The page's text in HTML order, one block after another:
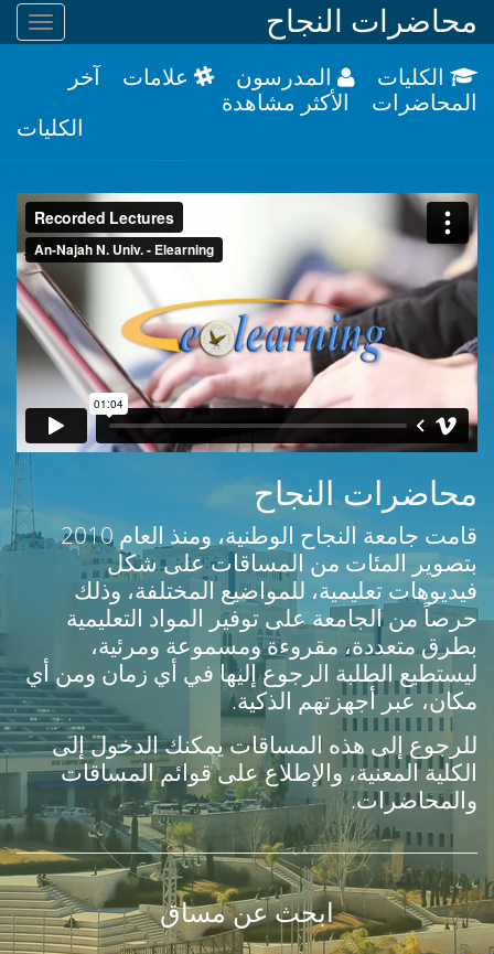
محاضرات النجاح
الكليات المدرسون علامات
آخر
المحاضرات
الأكثر مشاهدة
الكليات
محاضرات النجاح
قامت جامعة النجاح الوطنية، ومنذ العام 2010
بتصوير المئات من المساقات على شكل
فيديوهات تعليمية، للمواضيع المختلفة، وذلك
حرصاً من الجامعة على توفير المواد التعليمية
بطرق متعددة، مقروءة ومسموعة ومرئية،
ليستطيع الطلبة الرجوع إليها في أي زمان ومن أي
مكان، عبر أجهزتهم الذكية.
للرجوع إلى هذه المساقات يمكنك الدخول إلى
الكلية المعنية، والإطلاع على قوائم المساقات
والمحاضرات.
ابحث عن مساق